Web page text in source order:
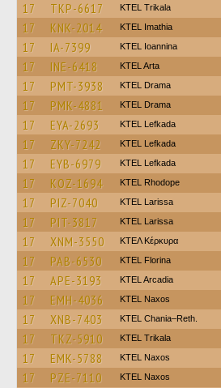
17 TKP-6617 ΚΤΕL Τrikala
17 KNK-2014 KTEL Imathia
17 IA-7399 KTEL Ioannina
17 INE-6418 KTEL Arta
17 PMT-3938 KTEL Drama
17 PMK-4881 KTEL Drama
17 EYA-2693 KTEL Lefkada
17 ZKY-7242 KTEL Lefkada
17 EYB-6979 KTEL Lefkada
17 KOZ-1694 KTEL Rhodope
17 PIZ-7040 KTEL Larissa
17 PIT-3817 KTEL Larissa
17 XNM-3550 ΚΤΕΛ Κέρκυρα
17 PAB-6530 KTEL Florina
17 APE-3193 KTEL Arcadia
17 EMH-4036 KTEL Naxos
17 XNB-7403 KTEL Chania–Reth.
17 TKZ-5910 ΚΤΕL Τrikala
17 EMK-5788 KTEL Naxos
17 PZE-7110 KTEL Naxos